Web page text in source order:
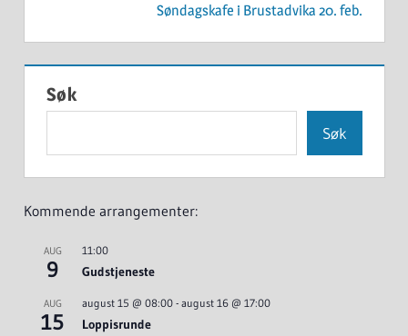
Søndagskafe i Brustadvika 20. feb.
Søk
Søk
Kommende arrangementer:
AUG
9
11:00
Gudstjeneste
AUG
15
august 15 @ 08:00- august 16 @ 17:00
Loppisrunde